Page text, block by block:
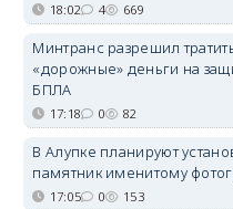
18:02 4 669
Минтранс разрешил
«дорожные» деньги на
БПЛА
17:18 0 82
В Алупке планируют
памятник именитому
17:05 0 153